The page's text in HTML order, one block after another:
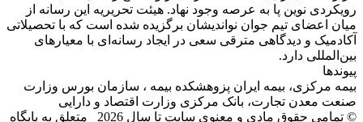
رویکردی نوین پا به عرصه وجود نهاد. هیئت تحریریه این رسانه از
میان اعضای تیم جوان نواندیشان برگزیده شده است که با تحصیلاتی
آکادمیک و دیدگاهی‌ مترقی سعی در ایجاد رسانه‌ای با معیار‌های
بین‌المللی دارد.
پیوندها
بیمه مرکزی، بیمه ایران پزوهشکده بیمه ، سازمان بورس وزارت
صنعت معدن تجارت، بانک مرکزی وزارت اقتصاد و دارایی
© تمامی حقوق مادی و معنوی سایت تا سال 2026 متعلق به پایگاه